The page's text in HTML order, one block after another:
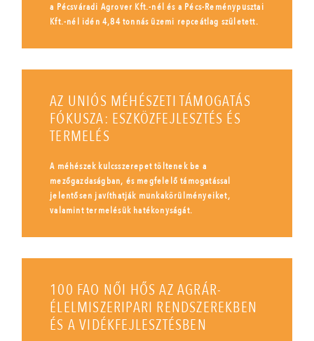
a Pécsváradi Agrover Kft.-nél és a Pécs-Reménypusztai
Kft.-nél idén 4,84 tonnás üzemi repceátlag született.
AZ UNIÓS MÉHÉSZETI TÁMOGATÁS
FÓKUSZA: ESZKÖZFEJLESZTÉS ÉS
TERMELÉS
A méhészek kulcsszerepet töltenek be a
mezőgazdaságban, és megfelelő támogatással
jelentősen javíthatják munkakörülményeiket,
valamint termelésük hatékonyságát.
100 FAO NŐI HŐS AZ AGRÁR-
ÉLELMISZERIPARI RENDSZEREKBEN
ÉS A VIDÉKFEJLESZTÉSBEN